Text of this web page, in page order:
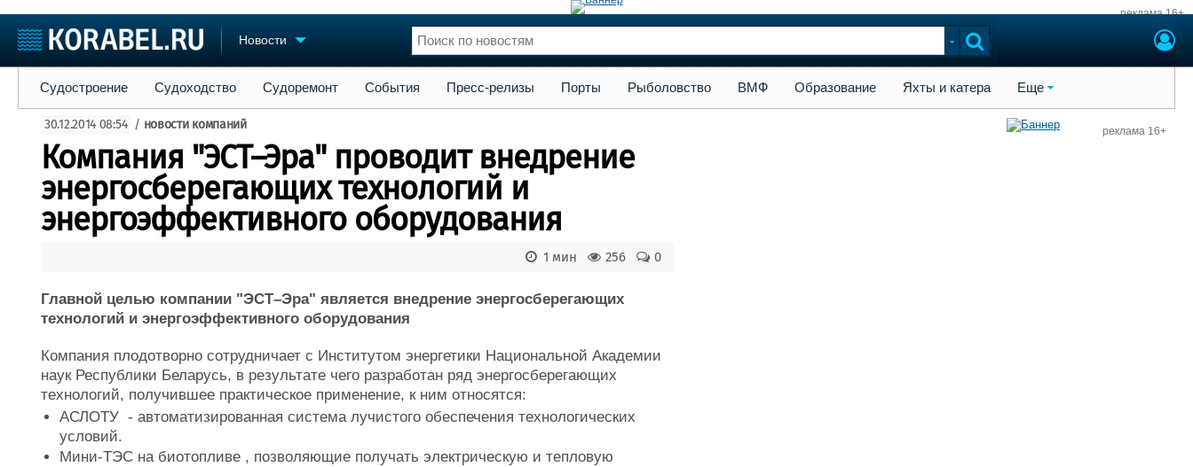
реклама 16+
Новости
Судостроение
Пульс
Новости
Репутация
Работа
Торговая площадка
Доска объявлений
Продажа флота
Оборудование
Изделия
Материалы
Услуги
Конференции
Личности
Словарь
Флот
Форум
Отзывы
Все службы
Судостроение Судоходство Судоремонт События Пресс-релизы Порты Рыболовство ВМФ Образование Яхты и катера Еще
30.12.2014 08:54 / новости компаний
Компания "ЭСТ–Эра" проводит внедрение
энергосберегающих технологий и
энергоэффективного оборудования
0
256
1 мин
Главной целью компании "ЭСТ–Эра" является внедрение энергосберегающих
технологий и энергоэффективного оборудования
Компания плодотворно сотрудничает с Институтом энергетики Национальной Академии
наук Республики Беларусь, в результате чего разработан ряд энергосберегающих
технологий, получившее практическое применение, к ним относятся:
АСЛОТУ - автоматизированная система лучистого обеспечения технологических
условий.
Мини-ТЭС на биотопливе , позволяющие получать электрическую и тепловую
реклама 16+